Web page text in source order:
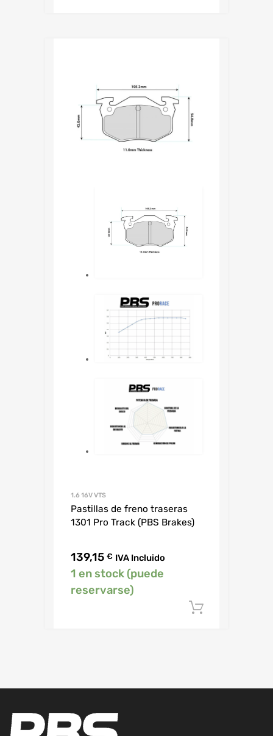
1.6 16V VTS
Pastillas de freno traseras
1301 Pro Track (PBS Brakes)
139,15 € IVA Incluido
1 en stock (puede
reservarse)